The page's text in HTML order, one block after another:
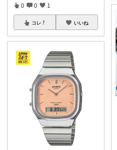
0 0 1
コレ いいね